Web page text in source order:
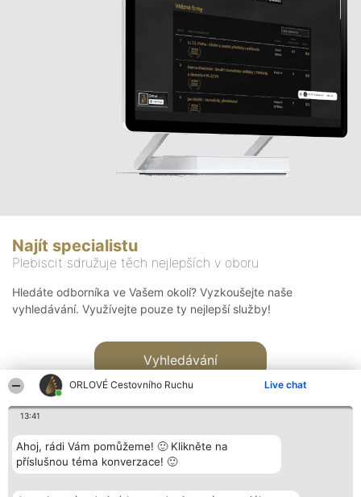
ORLOVÉ Cestovního Ruchu Live chat
13:41
Ahoj, rádi Vám pomůžeme! 🙂 Klikněte na
příslušnou téma konverzace! 🙂
Najít specialistu
Plebiscit sdružuje těch nejlepších v oboru
Hledáte odborníka ve Vašem okolí? Vyzkoušejte naše
vyhledávání. Využívejte pouze ty nejlepší služby!
Vyhledávání
Bright Side Solutions sp. z o. Vítězové Kontakt